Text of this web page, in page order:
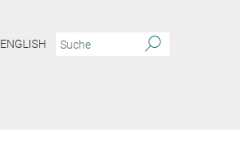
ENGLISH